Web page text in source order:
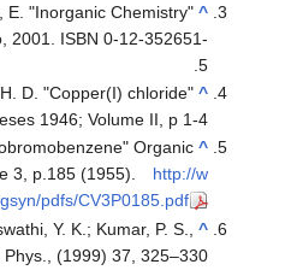
^
E. "Inorganic Chemistry"
2001. ISBN 0-12-352651-
5.
^
D. "Copper(I) chloride"
1946; Volume II, p 1-4.
^
Organic
3, p.185 (1955).
http://w
pdfs/CV3P0185.pdf
^
Y. K.; Kumar, P. S.,
(1999) 37, 325–330.